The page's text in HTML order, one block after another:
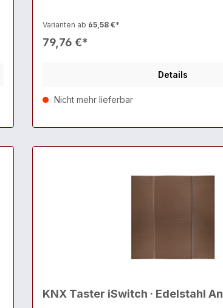
Varianten ab 65,58 €*
79,76 €*
Details
Nicht mehr lieferbar
KNX Taster iSwitch · Edelstahl